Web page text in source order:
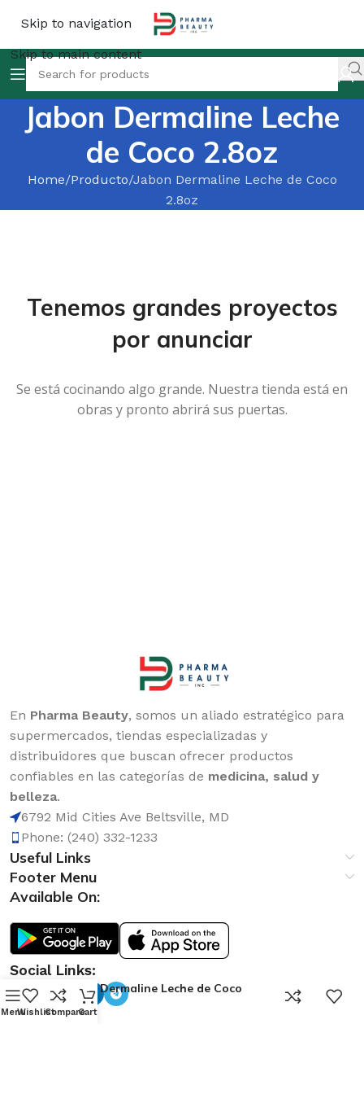
Skip to navigation
Skip to main content
Jabon Dermaline Leche
de Coco 2.8oz
Home Producto Jabon Dermaline Leche de Coco
2.8oz
Tenemos grandes proyectos
por anunciar
Se está cocinando algo grande. Nuestra tienda está en
obras y pronto abrirá sus puertas.
En Pharma Beauty, somos un aliado estratégico para
supermercados, tiendas especializadas y
distribuidores que buscan ofrecer productos
confiables en las categorías de medicina, salud y
belleza.
6792 Mid Cities Ave Beltsville, MD
Phone: (240) 332-1233
Useful Links
Footer Menu
Available On:
Social Links:
Jabon Dermaline Leche de Coco
2.8oz
MenuWishlistCompare
0
Cart